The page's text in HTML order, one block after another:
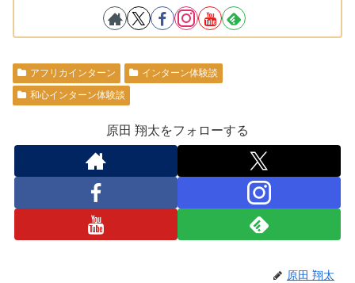
アフリカインターン
インターン体験談
和心インターン体験談
原田 翔太をフォローする
原田 翔太